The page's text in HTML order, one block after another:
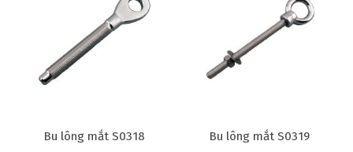
Bu lông mắt S0318 Bu lông mắt S0319